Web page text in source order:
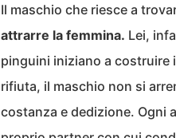
Il maschio che riesce a
attrarre la femmina. Lei,
pinguini iniziano a costruire
rifiuta, il maschio non si
costanza e dedizione. Ogni